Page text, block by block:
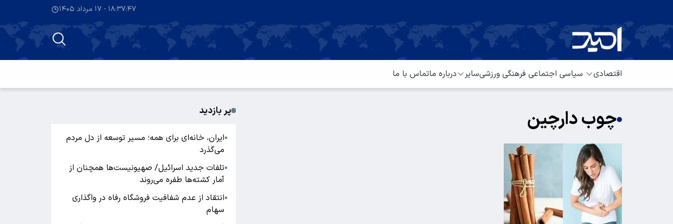
۱۸:۳۷:۴۷ - ۱۷ مرداد ۱۴۰۵
اقتصادی سیاسی اجتماعی فرهنگی ورزشیسایر درباره ماتماس با ما
چوب دارچین پر بازدید
●ایران، خانه‌ای برای همه؛ مسیر توسعه از دل مردم
می‌گذرد
●تلفات جدید اسرائیل/ صهیونیست‌ها همچنان از
آمار کشته‌ها طفره می‌روند
●انتقاد از عدم شفافیت فروشگاه رفاه در واگذاری
سهام